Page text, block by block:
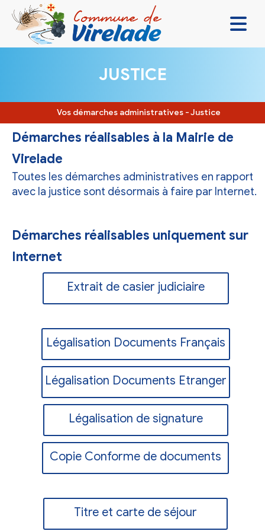
VIVRE ENSEMBLE
SE DIVERTIR
DÉCOUVRIR
JUSTICE
Vos démarches administratives-Justice
Démarches réalisables à la Mairie de
Virelade
Toutes les démarches administratives en rapport
avec la justice sont désormais à faire par Internet.
Démarches réalisables uniquement sur
Internet
Extrait de casier judiciaire
Légalisation Documents Français
Légalisation Documents Etranger
Légalisation de signature
Copie Conforme de documents
Titre et carte de séjour